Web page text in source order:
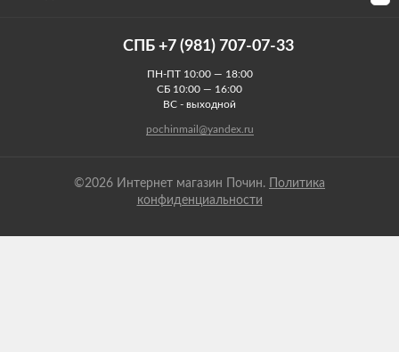
СПБ +7 (981) 707-07-33
ПН-ПТ 10:00 — 18:00
СБ 10:00 — 16:00
ВС - выходной
pochinmail@yandex.ru
©2026 Интернет магазин Почин.
Политика
конфиденциальности